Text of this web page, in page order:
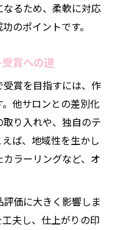
るため、柔軟に対応
のポイントです。
賞への道
賞を目指すには、作
他サロンとの差別化
り入れや、独自のテ
ば、地域性を生かし
ラーリングなど、オ
価に大きく影響しま
夫し、仕上がりの印